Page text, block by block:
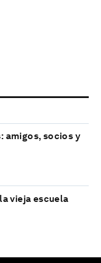
amigos, socios y
vieja escuela